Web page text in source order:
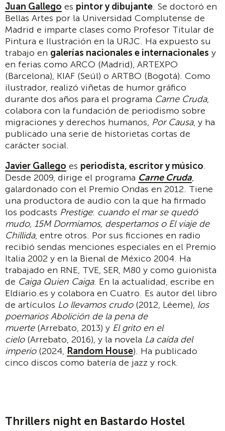
Juan Gallego es pintor y dibujante. Se doctoró en
Bellas Artes por la Universidad Complutense de
Madrid e imparte clases como Profesor Titular de
Pintura e Ilustración en la URJC. Ha expuesto su
trabajo en galerías nacionales e internacionales y
en ferias como ARCO (Madrid), ARTEXPO
(Barcelona), KIAF (Seúl) o ARTBO (Bogotá). Como
ilustrador, realizó viñetas de humor gráfico
durante dos años para el programa Carne Cruda,
colabora con la fundación de periodismo sobre
migraciones y derechos humanos, Por Causa, y ha
publicado una serie de historietas cortas de
carácter social.
Javier Gallego es periodista, escritor y músico.
Desde 2009, dirige el programa Carne Cruda,
galardonado con el Premio Ondas en 2012. Tiene
una productora de audio con la que ha firmado
los podcasts Prestige: cuando el mar se quedó
mudo, 15M Dormíamos, despertamos o El viaje de
Chillida, entre otros. Por sus ficciones en radio
recibió sendas menciones especiales en el Premio
Italia 2002 y en la Bienal de México 2004. Ha
trabajado en RNE, TVE, SER, M80 y como guionista
de Caiga Quien Caiga. En la actualidad, escribe en
Eldiario.es y colabora en Cuatro. Es autor del libro
de artículos Lo llevamos crudo (2012, Léeme), los
poemarios Abolición de la pena de
muerte(Arrebato, 2013) y El grito en el
cielo(Arrebato, 2016), y la novela La caída del
imperio (2024, Random House). Ha publicado
cinco discos como batería de jazz y rock.
Thrillers night en Bastardo Hostel